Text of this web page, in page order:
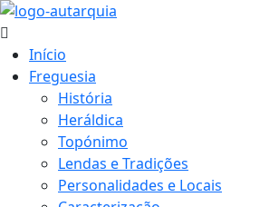
Início
Freguesia
História
Heráldica
Topónimo
Lendas e Tradições
Personalidades e Locais